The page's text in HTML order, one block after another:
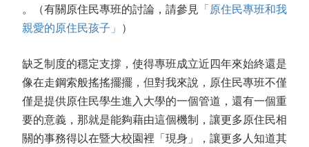
。（有關原住民專班的討論，請參見 「原住民專班和我
親愛的原住民孩子」 ）
缺乏制度的穩定支撐，使得專班成立近四年來始終還是
像在走鋼索般搖搖擺擺，但對我來說，原住民專班不僅
僅是提供原住民學生進入大學的一個管道，還有一個重
要的意義，那就是能夠藉由這個機制，讓更多原住民相
關的事務得以在暨大校園裡「現身」，讓更多人知道其